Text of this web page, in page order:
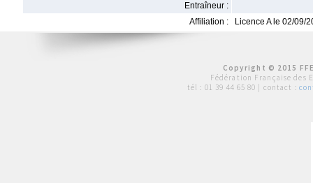
Entraîneur :
Affiliation :
Licence A le 02/09/
Copyright © 2015
Fédération Française des
tél : 01 39 44 65 80 | contact :